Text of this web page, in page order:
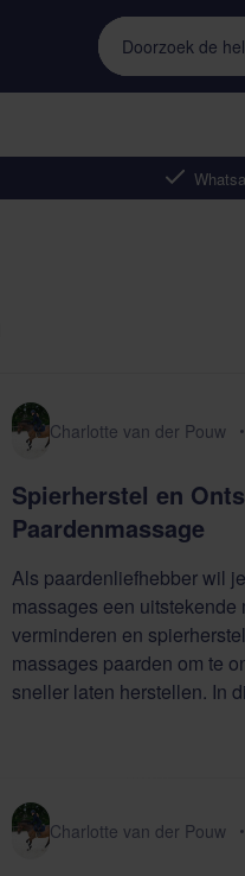
Doorzoek de hele
Charlotte van der Pouw
Spierherstel en
Paardenmassage
Als paardenliefhebber wil
massages een
verminderen en
massages paarden om te
sneller laten herstellen. In
Charlotte van der Pouw